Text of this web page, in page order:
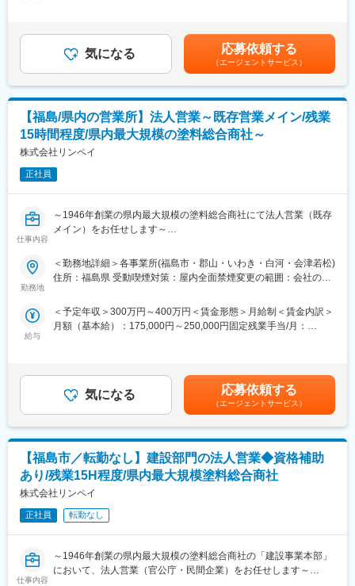
■組織体制：福島県内では営業は全体42名おります。規模にもよ
りますが営業所は3名以上、支店だと8名以上の営業メンバーが在
本社（福島支店）を想定しておりますが、店舗は郡山支店（福島
県郡山市）、いわき支店（福島県いわき市）、会津営業所（福島
県会津若松市）、白河営業所（福島県白河市）もございます。配
属は、当社とご本人の希望を考慮した上で決定します。
■当社の特徴：「日常を染めあげ様々な空間を彩り次世代に続くコ
ミュニケーションをひろげるということ」。当社は1946年4月に
創業し、皆様方のお引き立てにより2016年に創業70周年を迎えま
した。塗料の販売からスタート致しましたが、現在は3つの事業本
部に分かれ、販売事業本部では塗料・化成品・電子材料・設備機
事、塗装・防水・防食各種工事請負等、製造事業本部では塗料の
調色を展開し、あらゆるニーズに対応しています。流通業者から
先端分野にも事業領域を拡大しています。当社は、総合アメニテ
ィプランナーとして、無限に広がる色彩の可能性を軸に、快適性
変更の範囲：会社の定める業務
り、選考を通じて上下する可能性があります。月給(月額)は固定手
当を含めた表記です。
気になる 応募依頼する
（エージェントサービス）
【福島/県内の営業所】法人営業～既存営業メイン/残業
15時間程度/県内最大規模の塗料総合商社～
株式会社リンペイ
正社員
仕事内容
～1946年創業の県内最大規模の塗料総合商社にて法人営業（既存
メイン）をお任せします～
各種部門で利用される「塗料」や「化成品」を中心とした商品、
各種副資材の営業活動を行って頂きます。営業先はゼネコン、塗
・担当顧客への定期訪問(配送、受発注、商品提案、情報提供)
・新規顧客開拓及び顧客紹介からの新規販路開拓 等
器類、ハケ・ローラー等も販売します。
■はたらき方：残業は月平均15時間程度のため、ワークライフバ
ランスをとってはたらいていただけます。
■組織体制：福島県内では営業は全体42名おります。規模にもよ
りますが営業所は3名以上、支店だと8名以上の営業メンバーが在
籍しています。
■勤務地補足：
本社（福島支店）、または、郡山支店（福島県郡山市）を想定し
ています。（ほかに、いわき支店（福島県いわき市）、会津営業
所（福島県会津若松市）、白河営業所（福島県白河市）になる可
■当社の特徴：「日常を染めあげ様々な空間を彩り次世代に続くコ
ミュニケーションをひろげるということ」。当社は1946年4月に
勤務地
＜勤務地詳細＞各事業所(福島市・郡山・いわき・白河・会津若松)
住所：福島県 受動喫煙対策：屋内全面禁煙変更の範囲：会社の定
給与
＜予定年収＞300万円～400万円＜賃金形態＞月給制＜賃金内訳＞
月額（基本給）：175,000円～250,000円固定残業手当/月：
齢、経験等を考慮したうえで条件提示致します。■賞与：年2回■
昇給：年1回賃金はあくまでも目安の金額であり、選考を通じて上
下する可能性があります。月給(月額)は固定手当を含めた表記で
す。
気になる 応募依頼する
（エージェントサービス）
【福島市／転勤なし】建設部門の法人営業◆資格補助
あり/残業15H程度/県内最大規模塗料総合商社
株式会社リンペイ
正社員 転勤なし
仕事内容
～1946年創業の県内最大規模の塗料総合商社の「建設事業本部」
において、法人営業（官公庁・民間企業）をお任せします～